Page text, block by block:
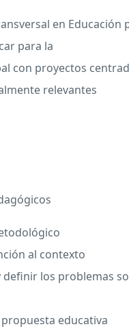
en Educación
para la
con proyectos
relevantes
al contexto
definir los problemas
educativa